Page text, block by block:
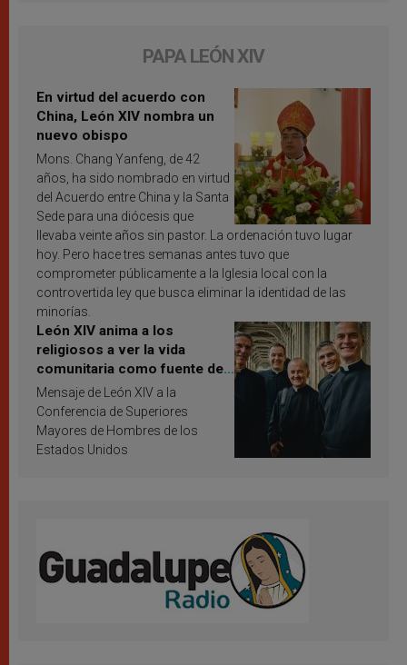
PAPA LEÓN XIV
En virtud del acuerdo con
China, León XIV nombra un
nuevo obispo
Mons. Chang Yanfeng, de 42
años, ha sido nombrado en virtud
del Acuerdo entre China y la Santa
Sede para una diócesis que
llevaba veinte años sin pastor. La ordenación tuvo lugar
hoy. Pero hace tres semanas antes tuvo que
comprometer públicamente a la Iglesia local con la
controvertida ley que busca eliminar la identidad de las
minorías.
León XIV anima a los
religiosos a ver la vida
comunitaria como fuente de
inspiración y santificación
Mensaje de León XIV a la
Conferencia de Superiores
Mayores de Hombres de los
Estados Unidos